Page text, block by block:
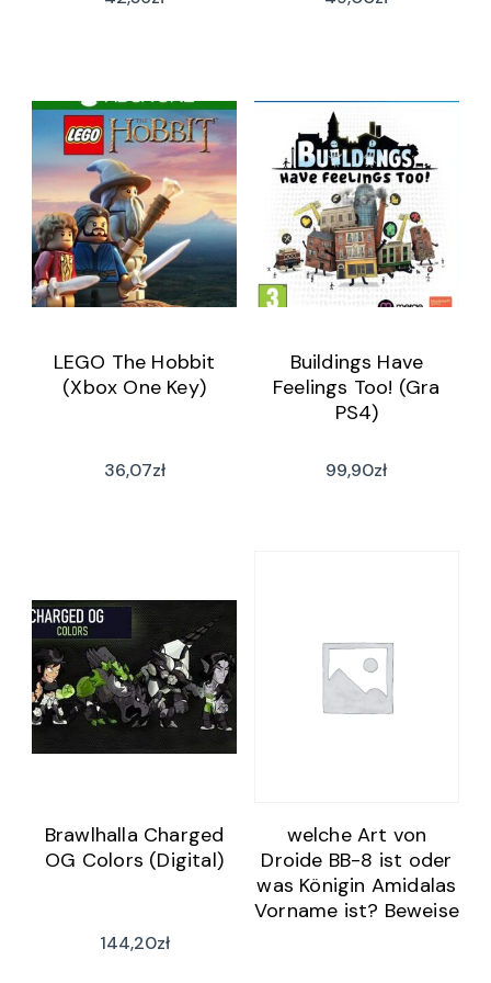
LEGO The Hobbit
(Xbox One Key)
36,07zł
Buildings Have
Feelings Too! (Gra
PS4)
99,90zł
Brawlhalla Charged
OG Colors (Digital)
144,20zł
welche Art von
Droide BB-8 ist oder
was Königin Amidalas
Vorname ist? Beweise